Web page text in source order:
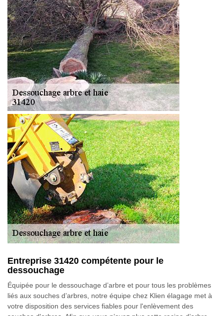
Entreprise 31420 compétente pour le
dessouchage
Équipée pour le dessouchage d’arbre et pour tous les problèmes
liés aux souches d’arbres, notre équipe chez Klien élagage met à
votre disposition des services fiables pour l'enlèvement des